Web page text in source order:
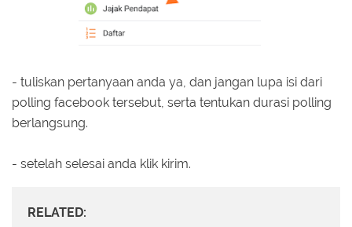
- tuliskan pertanyaan anda ya, dan jangan lupa isi dari
polling facebook tersebut, serta tentukan durasi polling
berlangsung.
- setelah selesai anda klik kirim.
RELATED: